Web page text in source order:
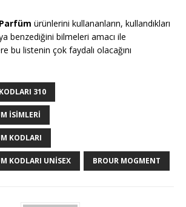
Parfüm ürünlerini kullananların, kullandıkları
benzediğini bilmeleri amacı ile
bu listenin çok faydalı olacağını
310
ISIMLERI
KODLARI
KODLARI UNISEX BROUR MOGMENT